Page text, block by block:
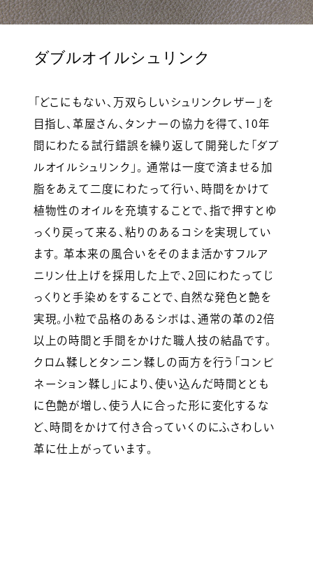
ダブルオイルシュリンク
「どこにもない、万双らしいシュリンクレザー」を
目指し、革屋さん、タンナーの協力を得て、10年
間にわたる試行錯誤を繰り返して開発した「ダブ
ルオイルシュリンク」。 通常は一度で済ませる加
脂をあえて二度にわたって行い、時間をかけて
植物性のオイルを充填することで、指で押すとゆ
っくり戻って来る、粘りのあるコシを実現してい
ます。 革本来の風合いをそのまま活かすフルア
ニリン仕上げを採用した上で、2回にわたってじ
っくりと手染めをすることで、自然な発色と艶を
実現。小粒で品格のあるシボは、通常の革の2倍
以上の時間と手間をかけた職人技の結晶です。
クロム鞣しとタンニン鞣しの両方を行う「コンビ
ネーション鞣し」により、使い込んだ時間ととも
に色艶が増し、使う人に合った形に変化するな
ど、時間をかけて付き合っていくのにふさわしい
革に仕上がっています。